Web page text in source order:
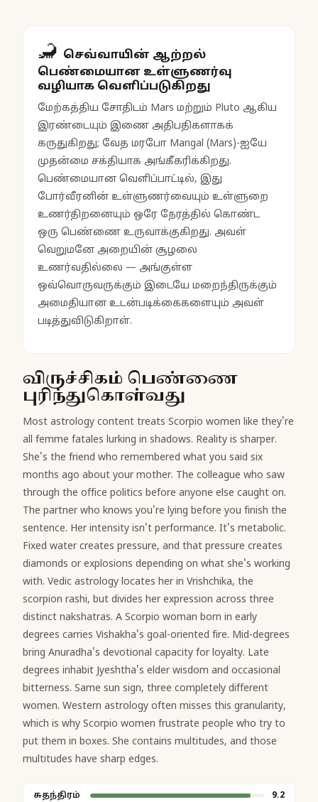
🦂 செவ்வாயின் ஆற்றல்
பெண்மையான உள்ளுணர்வு
வழியாக வெளிப்படுகிறது
மேற்கத்திய சோதிடம் Mars மற்றும் Pluto ஆகிய
இரண்டையும் இணை அதிபதிகளாகக்
கருதுகிறது; வேத மரபோ Mangal (Mars)-ஐயே
முதன்மை சக்தியாக அங்கீகரிக்கிறது.
பெண்மையான வெளிப்பாட்டில், இது
போர்வீரனின் உள்ளுணர்வையும் உள்ளுறை
உணர்திறனையும் ஒரே நேரத்தில் கொண்ட
ஒரு பெண்ணை உருவாக்குகிறது. அவள்
வெறுமனே அறையின் சூழலை
உணர்வதில்லை — அங்குள்ள
ஒவ்வொருவருக்கும் இடையே மறைந்திருக்கும்
அமைதியான உடன்படிக்கைகளையும் அவள்
படித்துவிடுகிறாள்.
விருச்சிகம் பெண்ணை
புரிந்துகொள்வது
Most astrology content treats Scorpio women like they're
all femme fatales lurking in shadows. Reality is sharper.
She's the friend who remembered what you said six
months ago about your mother. The colleague who saw
through the office politics before anyone else caught on.
The partner who knows you're lying before you finish the
sentence. Her intensity isn't performance. It's metabolic.
Fixed water creates pressure, and that pressure creates
diamonds or explosions depending on what she's working
with. Vedic astrology locates her in Vrishchika, the
scorpion rashi, but divides her expression across three
distinct nakshatras. A Scorpio woman born in early
degrees carries Vishakha's goal-oriented fire. Mid-degrees
bring Anuradha's devotional capacity for loyalty. Late
degrees inhabit Jyeshtha's elder wisdom and occasional
bitterness. Same sun sign, three completely different
women. Western astrology often misses this granularity,
which is why Scorpio women frustrate people who try to
put them in boxes. She contains multitudes, and those
multitudes have sharp edges.
சுதந்திரம் 9.2